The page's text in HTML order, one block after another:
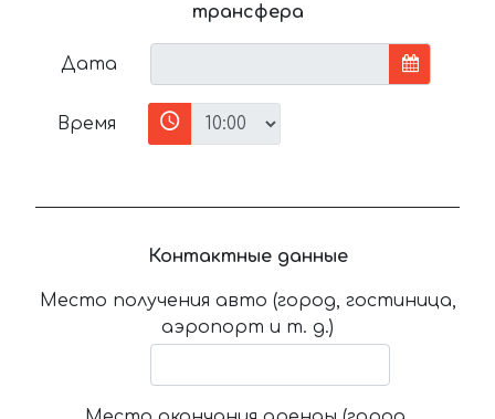
трансфера
Дата
Время
Контактные данные
Место получения авто (город, гостиница,
аэропорт и т. д.)